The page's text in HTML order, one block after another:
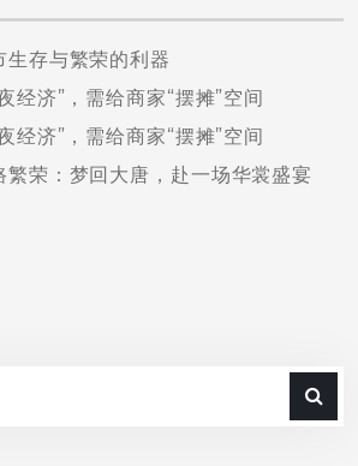
存与繁荣的利器
经济”，需给商家“摆摊”空间
经济”，需给商家“摆摊”空间
繁荣：梦回大唐，赴一场华裳盛宴